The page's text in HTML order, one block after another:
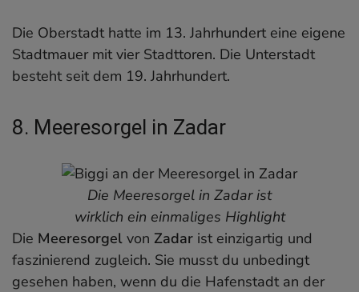
Die Oberstadt hatte im 13. Jahrhundert eine eigene
Stadtmauer mit vier Stadttoren. Die Unterstadt
besteht seit dem 19. Jahrhundert.
8. Meeresorgel in Zadar
Die Meeresorgel in Zadar ist
wirklich ein einmaliges Highlight
Die Meeresorgel von Zadar ist einzigartig und
faszinierend zugleich. Sie musst du unbedingt
gesehen haben, wenn du die Hafenstadt an der